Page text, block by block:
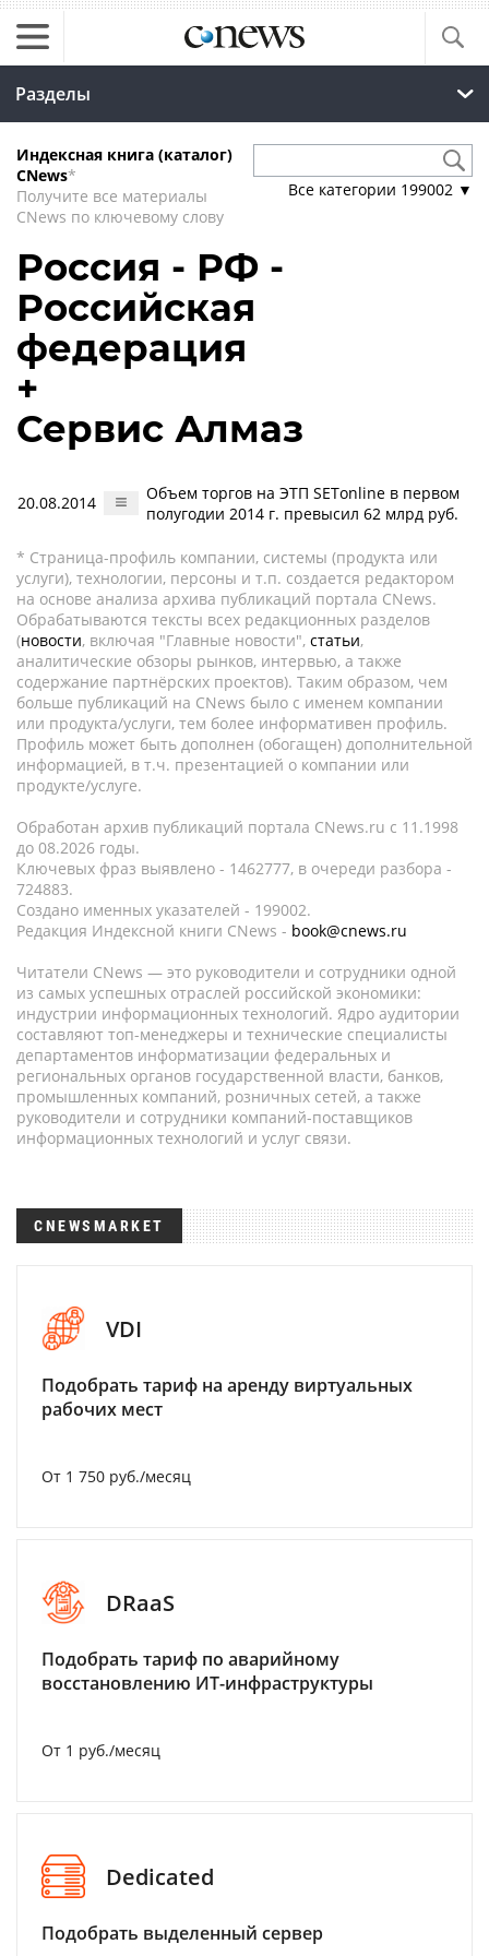
Разделы
Индексная книга (каталог)
CNews*
Получите все материалы
CNews по ключевому слову
Все категории 199002 ▼
Россия - РФ -
Российская
федерация
+
Сервис Алмаз
20.08.2014
Объем торгов на ЭТП SETonline в первом
полугодии 2014 г. превысил 62 млрд руб.
* Страница-профиль компании, системы (продукта или
услуги), технологии, персоны и т.п. создается редактором
на основе анализа архива публикаций портала CNews.
Обрабатываются тексты всех редакционных разделов
(новости, включая "Главные новости", статьи,
аналитические обзоры рынков, интервью, а также
содержание партнёрских проектов). Таким образом, чем
больше публикаций на CNews было с именем компании
или продукта/услуги, тем более информативен профиль.
Профиль может быть дополнен (обогащен) дополнительной
информацией, в т.ч. презентацией о компании или
продукте/услуге.
Обработан архив публикаций портала CNews.ru c 11.1998
до 08.2026 годы.
Ключевых фраз выявлено - 1462777, в очереди разбора -
724883.
Создано именных указателей - 199002.
Редакция Индексной книги CNews - book@cnews.ru
Читатели CNews — это руководители и сотрудники одной
из самых успешных отраслей российской экономики:
индустрии информационных технологий. Ядро аудитории
составляют топ-менеджеры и технические специалисты
департаментов информатизации федеральных и
региональных органов государственной власти, банков,
промышленных компаний, розничных сетей, а также
руководители и сотрудники компаний-поставщиков
информационных технологий и услуг связи.
CNEWSMARKET
VDI
Подобрать тариф на аренду виртуальных
рабочих мест
От 1 750 руб./месяц
DRaaS
Подобрать тариф по аварийному
восстановлению ИТ-инфраструктуры
От 1 руб./месяц
Dedicated
Подобрать выделенный сервер